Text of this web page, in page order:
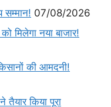
सम्मान! 07/08/2026
मिलेगा नया बाजार!
की आमदनी!
तैयार किया पूरा